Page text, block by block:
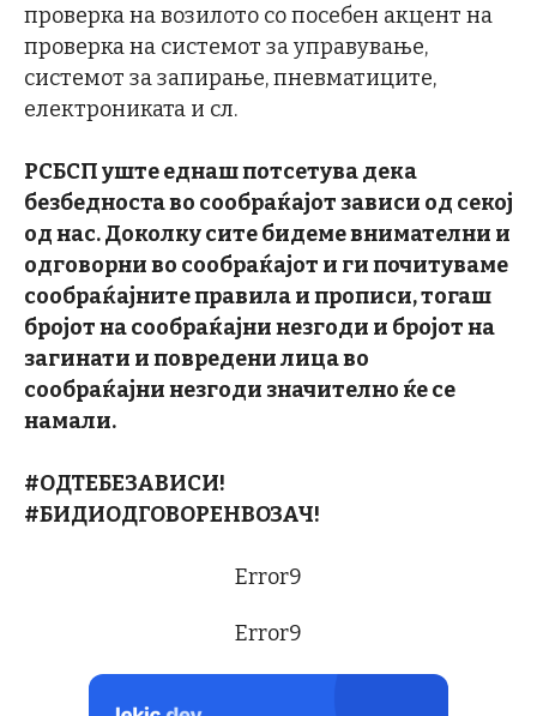
проверка на возилото со посебен акцент на
проверка на системот за управување,
системот за запирање, пневматиците,
електрониката и сл.
РСБСП уште еднаш потсетува дека
безбедноста во сообраќајот зависи од секој
од нас. Доколку сите бидеме внимателни и
одговорни во сообраќајот и ги почитуваме
сообраќајните правила и прописи, тогаш
бројот на сообраќајни незгоди и бројот на
загинати и повредени лица во
сообраќајни незгоди значително ќе се
намали.
#ОДТЕБЕЗАВИСИ!
#БИДИОДГОВОРЕНВОЗАЧ!
Error9
Error9